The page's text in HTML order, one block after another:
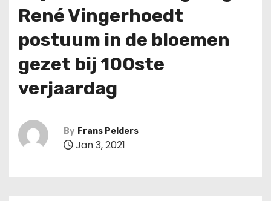
René Vingerhoedt
postuum in de bloemen
gezet bij 100ste
verjaardag
By Frans Pelders
Jan 3, 2021